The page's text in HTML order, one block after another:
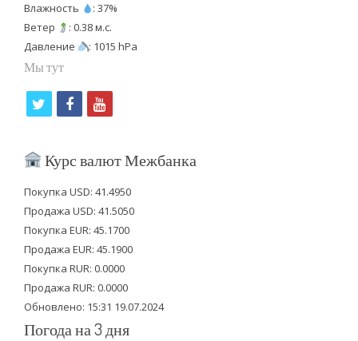
Влажность
: 37%
Ветер
: 0.38 м.с.
Давление
: 1015 hPa
Мы тут
i
t
e
r
f
c
b
o
o
k
y
u
u
b
e
Курс валют Межбанка
Покупка USD: 41.4950
Продажа USD: 41.5050
Покупка EUR: 45.1700
Продажа EUR: 45.1900
Покупка RUR: 0.0000
Продажа RUR: 0.0000
Обновлено: 15:31 19.07.2024
Погода на 3 дня